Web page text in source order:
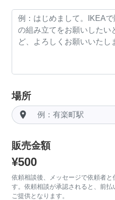
場所
room
販売金額
¥500
依頼相談後、メッセージで依頼者と
す。依頼相談が承認されると、前
ご提供となります。